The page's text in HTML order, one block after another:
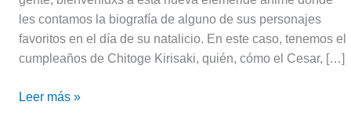
les contamos la biografía de alguno de sus personajes
favoritos en el día de su natalicio. En este caso, tenemos el
cumpleaños de Chitoge Kirisaki, quién, cómo el Cesar, […]
Leer más »